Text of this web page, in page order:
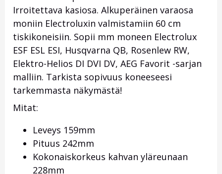
Irroitettava kasiosa. Alkuperäinen varaosa
moniin Electroluxin valmistamiin 60 cm
tiskikoneisiin. Sopii mm moneen Electrolux
ESF ESL ESI, Husqvarna QB, Rosenlew RW,
Elektro-Helios DI DVI DV, AEG Favorit -sarjan
malliin. Tarkista sopivuus koneeseesi
tarkemmasta näkymästä!
Mitat:
Leveys 159mm
Pituus 242mm
Kokonaiskorkeus kahvan yläreunaan
228mm